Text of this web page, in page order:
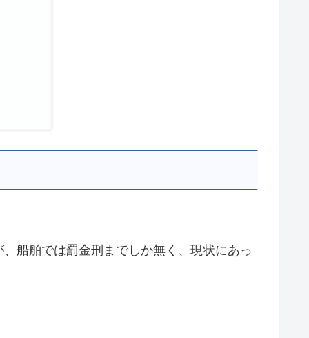
船舶では罰金刑までしか無く、現状にあっ